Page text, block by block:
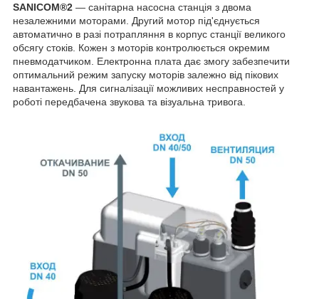
SANICOM®2 — санітарна насосна станція з двома
незалежними моторами. Другий мотор під'єднується
автоматично в разі потрапляння в корпус станції великого
обсягу стоків. Кожен з моторів контролюється окремим
пневмодатчиком. Електронна плата дає змогу забезпечити
оптимальний режим запуску моторів залежно від пікових
навантажень. Для сигналізації можливих несправностей у
роботі передбачена звукова та візуальна тривога.